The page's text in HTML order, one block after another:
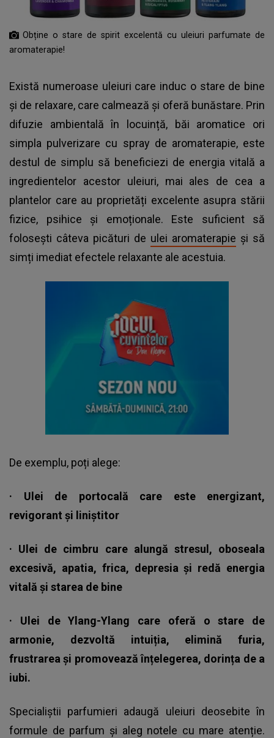
Obține o stare de spirit excelentă cu uleiuri parfumate de
aromaterapie!
Există numeroase uleiuri care induc o stare de bine
și de relaxare, care calmează și oferă bunăstare. Prin
difuzie ambientală în locuință, băi aromatice ori
simpla pulverizare cu spray de aromaterapie, este
destul de simplu să beneficiezi de energia vitală a
ingredientelor acestor uleiuri, mai ales de cea a
plantelor care au proprietăți excelente asupra stării
fizice, psihice și emoționale. Este suficient să
folosești câteva picături de ulei aromaterapie și să
simți imediat efectele relaxante ale acestuia.
De exemplu, poți alege:
· Ulei de portocală care este energizant,
revigorant și liniștitor
· Ulei de cimbru care alungă stresul, oboseala
excesivă, apatia, frica, depresia și redă energia
vitală și starea de bine
· Ulei de Ylang-Ylang care oferă o stare de
armonie, dezvoltă intuiția, elimină furia,
frustrarea și promovează înțelegerea, dorința de a
iubi.
Specialiștii parfumieri adaugă uleiuri deosebite în
formule de parfum și aleg notele cu mare atenție.